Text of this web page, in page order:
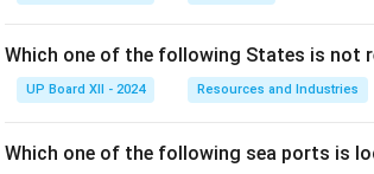
Which one of the following States is not
UP Board XII - 2024 Resources and Industries
Which one of the following sea ports is